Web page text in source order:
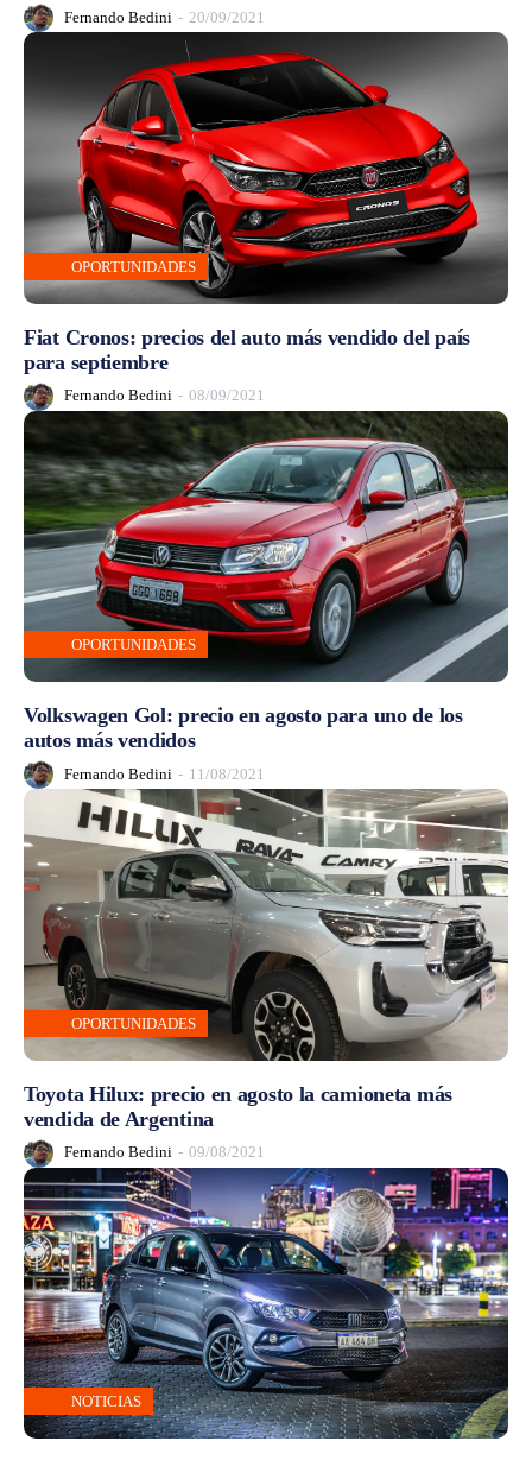
Fernando Bedini - 20/09/2021
OPORTUNIDADES
Fiat Cronos: precios del auto más vendido del país
para septiembre
Fernando Bedini - 08/09/2021
OPORTUNIDADES
Volkswagen Gol: precio en agosto para uno de los
autos más vendidos
Fernando Bedini - 11/08/2021
OPORTUNIDADES
Toyota Hilux: precio en agosto la camioneta más
vendida de Argentina
Fernando Bedini - 09/08/2021
NOTICIAS